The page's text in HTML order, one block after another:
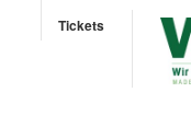
Tickets